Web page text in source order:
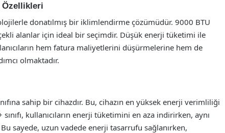
Özellikleri
donatılmış bir iklimlendirme çözümüdür. 9000 BTU
alanlar için ideal bir seçimdir. Düşük enerji tüketimi ile
hem fatura maliyetlerini düşürmelerine hem de
olmaktadır.
sahip bir cihazdır. Bu, cihazın en yüksek enerji verimliliği
sınıfı, kullanıcıların enerji tüketimini en aza indirirken, aynı
sayede, uzun vadede enerji tasarrufu sağlanırken,